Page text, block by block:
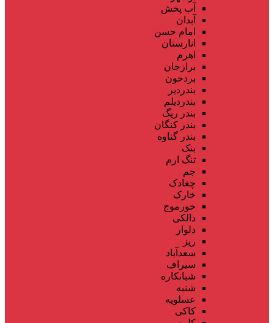
آب پخش
آبدان
امام حسن
انارستان
اهرم
برازجان
بردخون
بندردیر
بندردیلم
بندر ریگ
بندر کنگان
بندر گناوه
بنک
تنگ ارم
جم
چغادک
خارک
خورموج
دالکی
دلوار
ریز
سعدآباد
سیراف
شبانکاره
شنبه
عسلویه
کاکی